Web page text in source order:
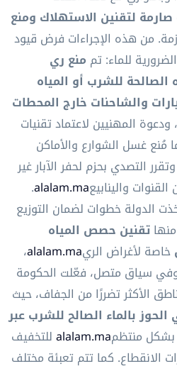
صارمة لتقنين الاستهلاك ومنع
من هذه الإجراءات فرض قيود
للماء: تم منع ري
الصالحة للشرب أو المياه
والشاحنات خارج المحطات
، ودعوة المهنيين لاعتماد تقنيات
مُنع غسل الشوارع والأماكن
التصدي بحزم لحفر الآبار غير
والينابيعalalam.ma
.
الدولة خطوات لضمان التوزيع
تقنين حصص المياه
خاصة لأغراض الريalalam.ma،
سياق متصل، فعّلت الحكومة
الأكثر تضررًا من الجفاف، حيث
الحوز بالماء الصالح للشرب عبر
بشكل منتظمalalam.maللتخفيف
الانقطاع. كما تتم تعبئة مختلف